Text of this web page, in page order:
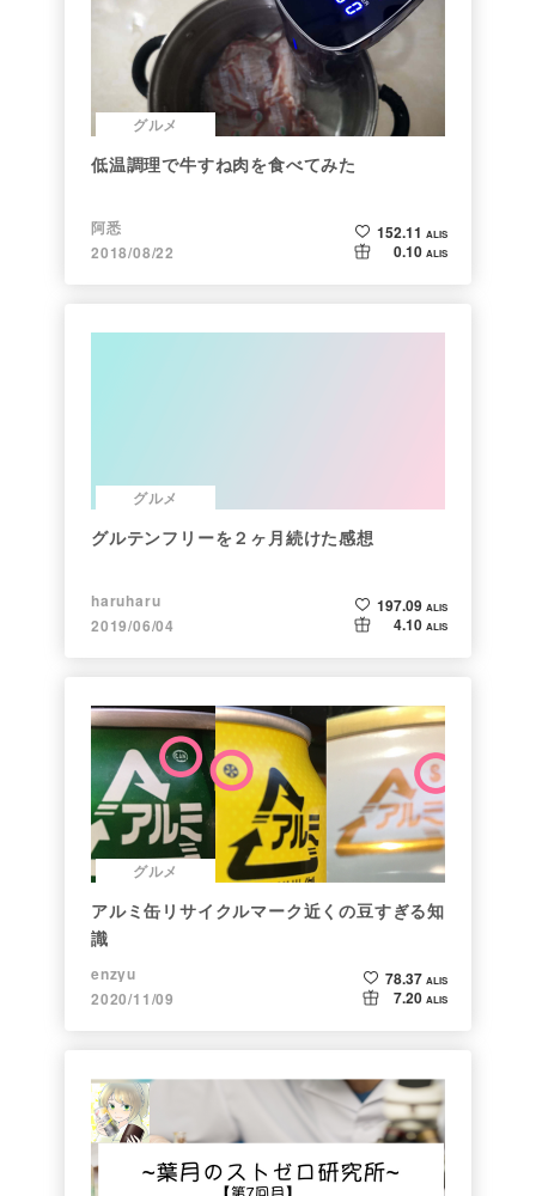
グルメ
低温調理で牛すね肉を食べてみた
阿悉
2018/08/22
152.11 ALIS
0.10 ALIS
グルメ
グルテンフリーを２ヶ月続けた感想
haruharu
2019/06/04
197.09 ALIS
4.10 ALIS
グルメ
アルミ缶リサイクルマーク近くの豆すぎる知
識
enzyu
2020/11/09
78.37 ALIS
7.20 ALIS